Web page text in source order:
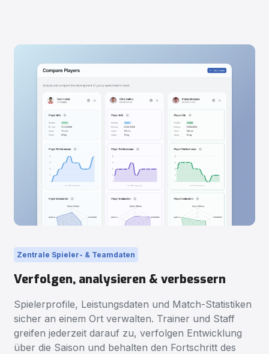
Zentrale Spieler- & Teamdaten
Verfolgen, analysieren & verbessern
Spielerprofile, Leistungsdaten und Match-Statistiken
sicher an einem Ort verwalten. Trainer und Staff
greifen jederzeit darauf zu, verfolgen Entwicklung
über die Saison und behalten den Fortschritt des